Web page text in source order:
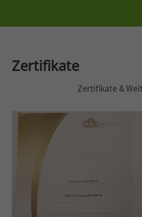
Zertifikate
Zertifikate &